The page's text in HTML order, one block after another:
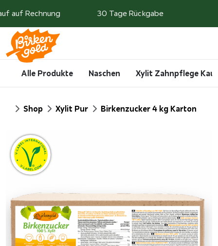
auf Rechnung 30 Tage Rückgabe
Alle Produkte Naschen Xylit Zahnpflege
StartShop Xylit Pur Birkenzucker 4 kg Karton